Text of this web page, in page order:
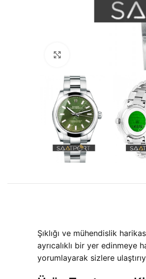
Şıklığı ve mühendislik
ayrıcalıklı bir yer
yorumlayarak sizlere